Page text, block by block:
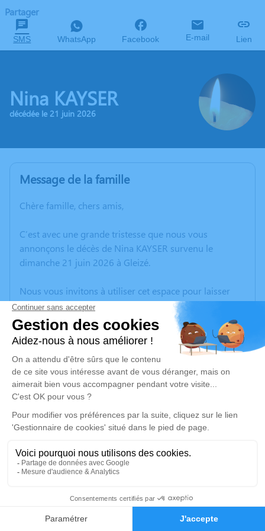
Faire-part Hommages
Partager
SMS WhatsApp Facebook E-mail Lien
Nina KAYSER
décédée le 21 juin 2026
Message de la famille
Chère famille, chers amis,
C’est avec une grande tristesse que nous vous
annonçons le décès de Nina KAYSER survenu le
dimanche 21 juin 2026 à Gleizé.
Nous vous invitons à utiliser cet espace pour laisser
vos condoléances, partager des photos souvenirs, une
anecdote ou exprimer vos pensées à travers des
poèmes ou des textes. Cet endroit est un lieu
d'expression dédié à honorer la mémoire de Nina
KAYSER.
Un service de plantation d’arbre hommage est
disponible ici
Cérémonie
CREMATORIUM DE GLEIZE 2740 rte de Montmelas
69400 Gleizé